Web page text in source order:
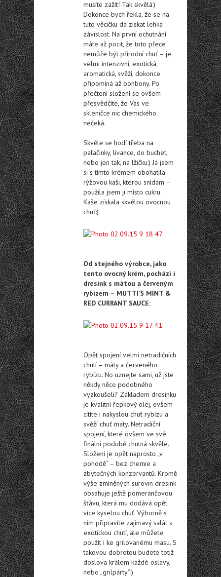
musíte zažít! Tak skvělá:)
Dokonce bych řekla, že se na
tuto věcičku dá získat lehká
závislost. Na první ochutnání
máte až pocit, že toto přece
nemůže být přírodní chuť – je
velmi intenzivní, exotická,
aromatická, svěží, dokonce
připomíná až bonbony. Po
přečtení složení se ovšem
přesvědčíte, že Vás ve
skleničce nic chemického
nečeká.
Skvěle se hodí třeba na
palačinky, lívance, do buchet,
nebo jen tak, na lžičku:) Já jsem
si s tímto krémem obohatila
rýžovou kaši, kterou snídám –
použila jsem ji místo cukru.
Kaše získala skvělou ovocnou
chuť:)
Od stejného výrobce, jako
tento ovocný krém, pochází i
dresink s mátou a červeným
rybízem – MUTTI’S MINT &
RED CURRANT SAUCE:
Opět spojení velmi netradičních
chutí – máty a červeného
rybízu. No uznejte sami, už jste
někdy něco podobného
vyzkoušeli? Základem dresinku
je kvalitní řepkový olej, ovšem
cítíte i nakyslou chuť rybízu a
svěží chuť máty. Netradiční
spojení, které ovšem ve své
finální podobě chutná skvěle.
Složení je opět naprosto „v
pohodě“ – bez chemie a
zbytečných konzervantů. Kromě
výše zmíněných surovin dresink
obsahuje ještě pomerančovou
šťávu, která mu dodává opět
více kyselou chuť. Výborně s
ním připravíte zajímavý salát s
exotickou chutí, ale můžete
použít i ke grilovanému masu. S
takovou dobrotou budete totiž
doslova králem každé oslavy,
nebo „grilpárty“:)